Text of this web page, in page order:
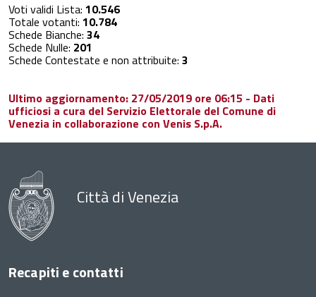
Voti validi Lista: 10.546
Totale votanti: 10.784
Schede Bianche: 34
Schede Nulle: 201
Schede Contestate e non attribuite: 3
Ultimo aggiornamento: 27/05/2019 ore 06:15 - Dati
ufficiosi a cura del Servizio Elettorale del Comune di
Venezia in collaborazione con Venis S.p.A.
Città di Venezia
Recapiti e contatti